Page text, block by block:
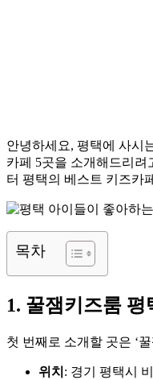
안녕하세요, 평택에 사시
카페 5곳을 소개해드리
터 평택의 베스트 키즈카
목차
1. 꿀잼키즈룸
첫 번째로 소개할 곳은 ‘
위치 : 경기 평택시